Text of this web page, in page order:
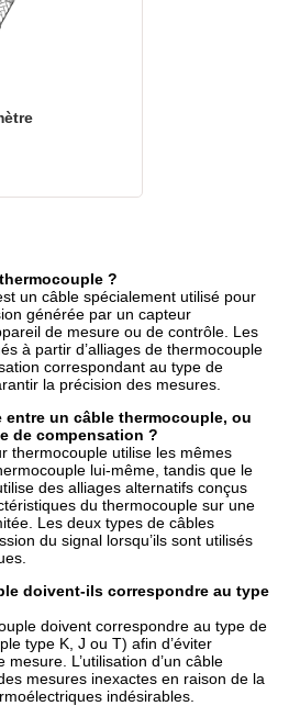
?
un câble spécialement utilisé pour
générée par un capteur
de mesure ou de contrôle. Les
à partir d’alliages de thermocouple
correspondant au type de
la précision des mesures.
entre un câble thermocouple, ou
de compensation ?
thermocouple utilise les mêmes
lui-même, tandis que le
des alliages alternatifs conçus
du thermocouple sur une
Les deux types de câbles
du signal lorsqu’ils sont utilisés
doivent-ils correspondre au type
doivent correspondre au type de
type K, J ou T) afin d’éviter
mesure. L’utilisation d’un câble
mesures inexactes en raison de la
indésirables.